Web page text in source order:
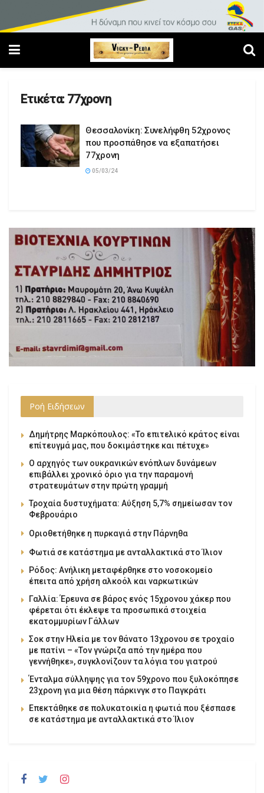
Ετικέτα: 77χρονη
Θεσσαλονίκη: Συνελήφθη 52χρονος
που προσπάθησε να εξαπατήσει
77χρονη
05/03/24
Ροή Ειδήσεων
Δημήτρης Μαρκόπουλος: «Το επιτελικό κράτος είναι
επίτευγμά μας, που δοκιμάστηκε και πέτυχε»
Ο αρχηγός των ουκρανικών ενόπλων δυνάμεων
επιβάλλει χρονικό όριο για την παραμονή
στρατευμάτων στην πρώτη γραμμή
Τροχαία δυστυχήματα: Αύξηση 5,7% σημείωσαν τον
Φεβρουάριο
Οριοθετήθηκε η πυρκαγιά στην Πάρνηθα
Φωτιά σε κατάστημα με ανταλλακτικά στο Ίλιον
Ρόδος: Ανήλικη μεταφέρθηκε στο νοσοκομείο
έπειτα από χρήση αλκοόλ και ναρκωτικών
Γαλλία: Έρευνα σε βάρος ενός 15χρονου χάκερ που
φέρεται ότι έκλεψε τα προσωπικά στοιχεία
εκατομμυρίων Γάλλων
Σοκ στην Ηλεία με τον θάνατο 13χρονου σε τροχαίο
με πατίνι – «Τον γνώριζα από την ημέρα που
γεννήθηκε», συγκλονίζουν τα λόγια του γιατρού
Ένταλμα σύλληψης για τον 59χρονο που ξυλοκόπησε
23χρονη για μια θέση πάρκινγκ στο Παγκράτι
Επεκτάθηκε σε πολυκατοικία η φωτιά που ξέσπασε
σε κατάστημα με ανταλλακτικά στο Ίλιον